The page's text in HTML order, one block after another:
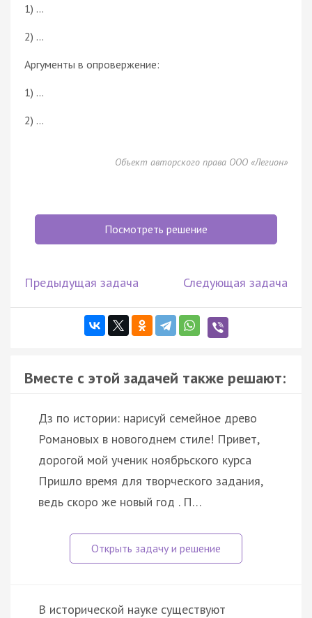
1) …
2) …
Аргументы в опровержение:
1) …
2) …
Объект авторского права ООО «Легион»
Посмотреть решение
Предыдущая задача Следующая задача
Вместе с этой задачей также решают:
Дз по истории: нарисуй семейное древо
Романовых в новогоднем стиле! Привет,
дорогой мой ученик ноябрьского курса
Пришло время для творческого задания,
ведь скоро же новый год . П…
В исторической науке существуют